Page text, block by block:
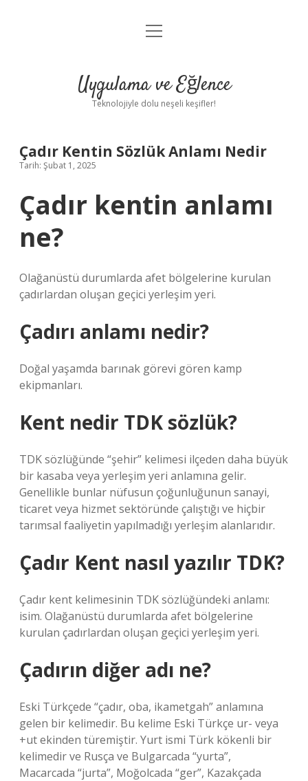
Anasayfa
Yasal Uyarı
menüyü
Uygulama ve Eğlence
Teknolojiyle dolu neşeli keşifler!
Çadır Kentin Sözlük Anlamı Nedir
Tarih: Şubat 1, 2025
Çadır kentin anlamı
ne?
Olağanüstü durumlarda afet bölgelerine kurulan
çadırlardan oluşan geçici yerleşim yeri.
Çadırı anlamı nedir?
Doğal yaşamda barınak görevi gören kamp
ekipmanları.
Kent nedir TDK sözlük?
TDK sözlüğünde “şehir” kelimesi ilçeden daha büyük
bir kasaba veya yerleşim yeri anlamına gelir.
Genellikle bunlar nüfusun çoğunluğunun sanayi,
ticaret veya hizmet sektöründe çalıştığı ve hiçbir
tarımsal faaliyetin yapılmadığı yerleşim alanlarıdır.
Çadır Kent nasıl yazılır TDK?
Çadır kent kelimesinin TDK sözlüğündeki anlamı:
isim. Olağanüstü durumlarda afet bölgelerine
kurulan çadırlardan oluşan geçici yerleşim yeri.
Çadırın diğer adı ne?
Eski Türkçede “çadır, oba, ikametgah” anlamına
gelen bir kelimedir. Bu kelime Eski Türkçe ur- veya
+ut ekinden türemiştir. Yurt ismi Türk kökenli bir
kelimedir ve Rusça ve Bulgarcada “yurta”,
Macarcada “jurta”, Moğolcada “ger”, Kazakçada